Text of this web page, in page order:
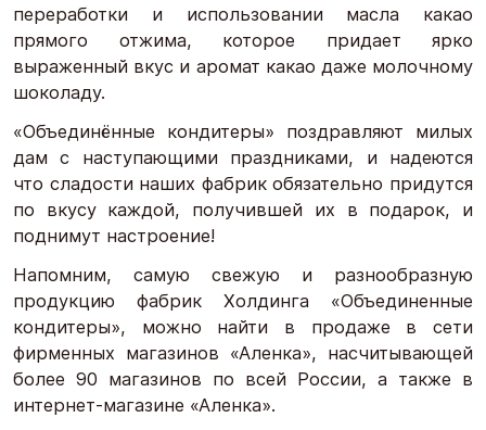
переработки и использовании масла какао
прямого отжима, которое придает ярко
выраженный вкус и аромат какао даже молочному
шоколаду.
«Объединённые кондитеры» поздравляют милых
дам с наступающими праздниками, и надеются
что сладости наших фабрик обязательно придутся
по вкусу каждой, получившей их в подарок, и
поднимут настроение!
Напомним, самую свежую и разнообразную
продукцию фабрик Холдинга «Объединенные
кондитеры», можно найти в продаже в сети
фирменных магазинов «Аленка», насчитывающей
более 90 магазинов по всей России, а также в
интернет-магазине «Аленка».